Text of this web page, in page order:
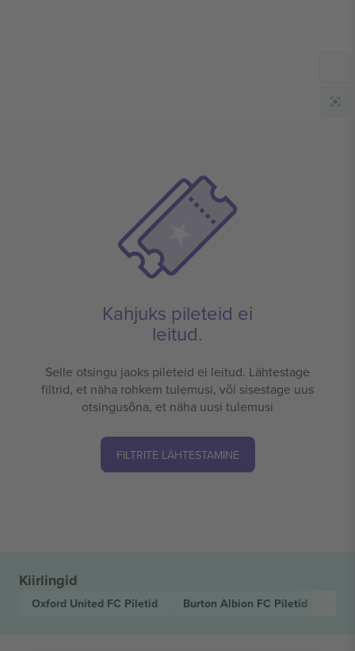
Kahjuks pileteid ei
leitud.
Selle otsingu jaoks pileteid ei leitud. Lähtestage
filtrid, et näha rohkem tulemusi, või sisestage uus
otsingusõna, et näha uusi tulemusi
FILTRITE LÄHTESTAMINE
Kiirlingid
Oxford United FC Piletid Burton Albion FC Piletid